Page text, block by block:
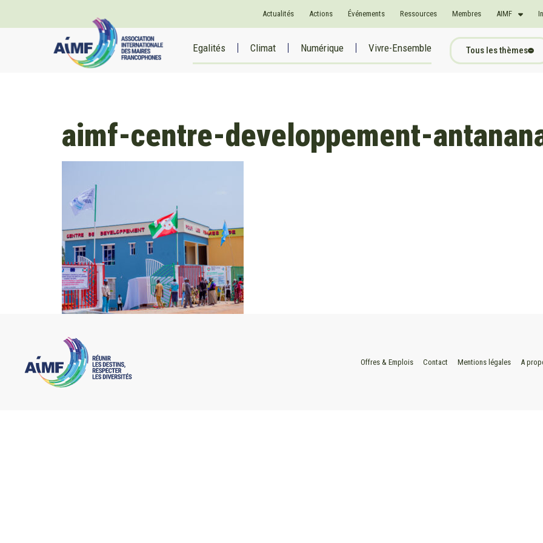
Actualités Actions Événements Ressources Membres AIMF
Egalités Climat Numérique Vivre-Ensemble Tous les thèmes
aimf-centre-developpement-
Offres & Emplois Contact Mentions légales A